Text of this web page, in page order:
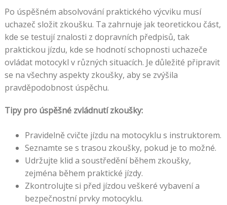
Po úspěšném absolvování praktického výcviku musí
uchazeč složit zkoušku. Ta zahrnuje jak teoretickou část,
kde se testují znalosti z dopravních předpisů, tak
praktickou jízdu, kde se hodnotí schopnosti uchazeče
ovládat motocykl v různých situacích. Je důležité připravit
se na všechny aspekty zkoušky, aby se zvýšila
pravděpodobnost úspěchu.
Tipy pro úspěšné zvládnutí zkoušky:
Pravidelně cvičte jízdu na motocyklu s instruktorem.
Seznamte se s trasou zkoušky, pokud je to možné.
Udržujte klid a soustředění během zkoušky,
zejména během praktické jízdy.
Zkontrolujte si před jízdou veškeré vybavení a
bezpečnostní prvky motocyklu.